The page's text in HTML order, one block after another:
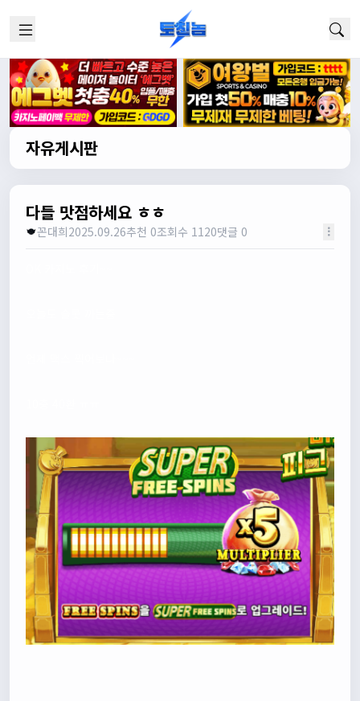
자유게시판
다들 맛점하세요 ㅎㅎ
꼰대희2025.09.26추천 0조회수 1120댓글 0